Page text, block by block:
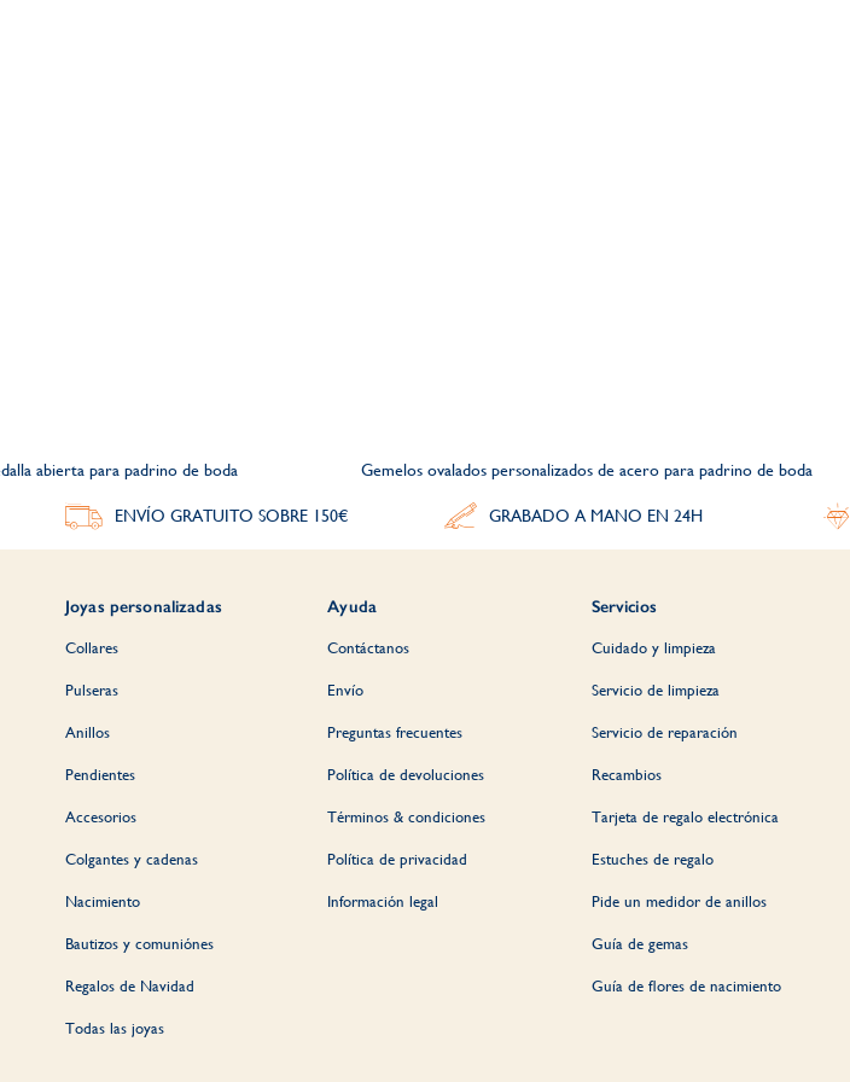
abierta para padrino de boda Gemelos ovalados personalizados de acero para padrino de boda
ENVÍO GRATUITO SOBRE 150€ GRABADO A MANO EN 24H
Joyas personalizadas
Collares
Pulseras
Anillos
Pendientes
Accesorios
Colgantes y cadenas
Nacimiento
Bautizos y comuniónes
Regalos de Navidad
Todas las joyas
Ayuda
Contáctanos
Envío
Preguntas frecuentes
Política de devoluciones
Términos & condiciones
Política de privacidad
Información legal
Servicios
Cuidado y limpieza
Servicio de limpieza
Servicio de reparación
Recambios
Tarjeta de regalo electrónica
Estuches de regalo
Pide un medidor de anillos
Guía de gemas
Guía de flores de nacimiento